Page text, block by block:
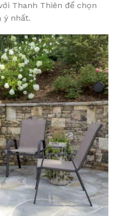
Thanh Thiên để chọn
ý nhất.